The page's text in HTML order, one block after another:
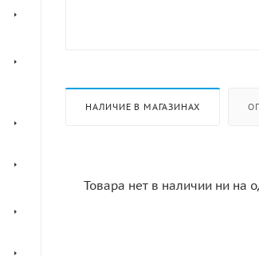
НАЛИЧИЕ В МАГАЗИНАХ
Товара нет в наличии ни на